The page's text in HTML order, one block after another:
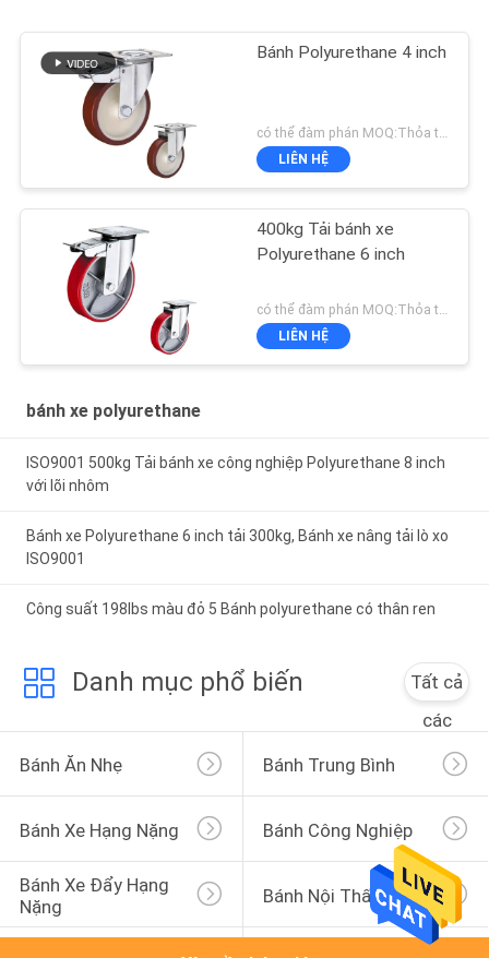
Bánh Polyurethane 4 inch
có thể đàm phán MOQ:Thỏa thuận
LIÊN HỆ
400kg Tải bánh xe
Polyurethane 6 inch
có thể đàm phán MOQ:Thỏa thuận
LIÊN HỆ
bánh xe polyurethane
ISO9001 500kg Tải bánh xe công nghiệp Polyurethane 8 inch
với lõi nhôm
Bánh xe Polyurethane 6 inch tải 300kg, Bánh xe nâng tải lò xo
ISO9001
Công suất 198lbs màu đỏ 5 Bánh polyurethane có thân ren
Danh mục phổ biến
Tất cả
các
Bánh Ăn Nhẹ Bánh Trung Bình
Bánh Xe Hạng Nặng Bánh Công Nghiệp
Bánh Xe Đẩy Hạng
Nặng
Bánh Nội Thất